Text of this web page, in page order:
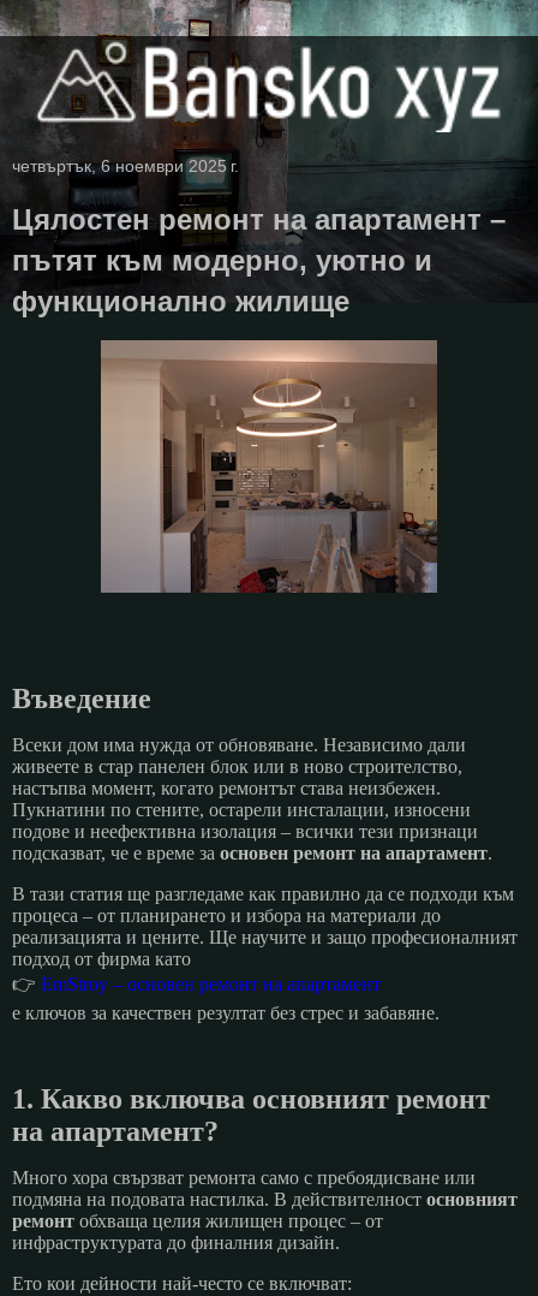
четвъртък, 6 ноември 2025 г.
Цялостен ремонт на апартамент –
пътят към модерно, уютно и
функционално жилище
Въведение
Всеки дом има нужда от обновяване. Независимо дали
живеете в стар панелен блок или в ново строителство,
настъпва момент, когато ремонтът става неизбежен.
Пукнатини по стените, остарели инсталации, износени
подове и неефективна изолация – всички тези признаци
подсказват, че е време за основен ремонт на апартамент.
В тази статия ще разгледаме как правилно да се подходи към
процеса – от планирането и избора на материали до
реализацията и цените. Ще научите и защо професионалният
подход от фирма като
👉 EmStroy – основен ремонт на апартамент
е ключов за качествен резултат без стрес и забавяне.
1. Какво включва основният ремонт
на апартамент?
Много хора свързват ремонта само с пребоядисване или
подмяна на подовата настилка. В действителност основният
ремонт обхваща целия жилищен процес – от
инфраструктурата до финалния дизайн.
Ето кои дейности най-често се включват: